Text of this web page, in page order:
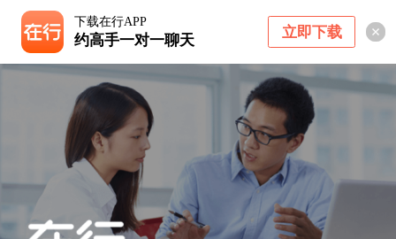
下载在行APP
约高手一对一聊天 立即下载